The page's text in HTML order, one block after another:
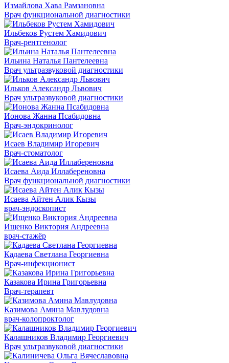
Измайлова Хава Рамзановна
Врач функциональной диагностики
Ильбеков Рустем Хамидович
Врач-рентгенолог
Ильина Наталья Пантелеевна
Врач ультразвуковой диагностики
Ильков Александр Львович
Врач ультразвуковой диагностики
Ионова Жанна Псабидовна
Врач-эндокринолог
Исаев Владимир Игоревич
Врач-стоматолог
Исаева Аида Иллабереновна
Врач функциональной диагностики
Исаева Айтен Алик Кызы
врач-эндоскопист
Ищенко Виктория Андреевна
врач-стажёр
Кадаева Светлана Георгиевна
Врач-инфекционист
Казакова Ирина Григорьевна
Врач-терапевт
Казимова Амина Мавлудовна
врач-колопроктолог
Калашников Владимир Георгиевич
Врач ультразвуковой диагностики